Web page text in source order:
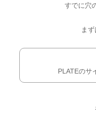
すでに穴
ま
PLATEの